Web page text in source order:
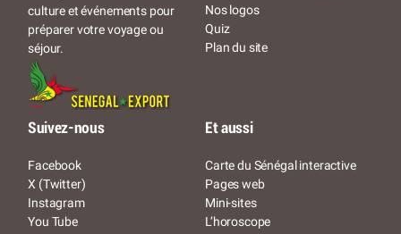
culture et événements pour
préparer votre voyage ou
séjour.
Nos logos
Quiz
Plan du site
Suivez-nous
Facebook
X (Twitter)
Instagram
You Tube
Et aussi
Carte du Sénégal interactive
Pages web
Mini-sites
L’horoscope